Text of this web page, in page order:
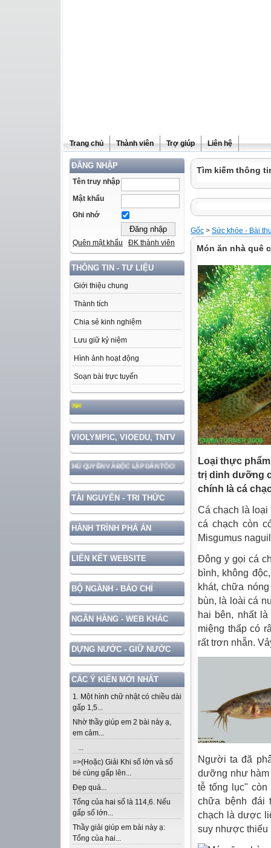
Trang chủ Thành viên Trợ giúp Liên hệ
ĐĂNG NHẬP
Tên truy nhập
Mật khẩu
Ghi nhớ
Quên mật khẩu ĐK thành viên
THÔNG TIN - TƯ LIỆU
Giới thiệu chung
Thành tích
Chia sẻ kinh nghiệm
Lưu giữ kỷ niệm
Hình ảnh hoạt động
Soạn bài trực tuyến
HỌC TẬP VÀ LÀM THEO TƯ
VIOLYMPIC, VIOEDU, TNTV
CHẮC CHỦ QUYỀN VÀ ĐỘC LẬP DÂN TỘC!
TÀI NGUYÊN - TRI THỨC
HÀNH TRÌNH PHÁ ÁN
LIÊN KẾT WEBSITE
BỘ NGÀNH - BÁO CHÍ
NGÂN HÀNG - WEB KHÁC
DỰNG NƯỚC - GIỮ NƯỚC
CÁC Ý KIẾN MỚI NHẤT
1. Một hình chữ nhật có chiều dài
gấp 1,5...
Nhờ thầy giúp em 2 bài này ạ,
em cảm...
...
=>(Hoặc) Giải Khi số lớn và số
bé cùng gấp lên...
Đẹp quá...
Tổng của hai số là 114,6. Nếu
gấp số lớn...
Thầy giải giúp em bài này ạ:
Tổng của hai...
Tìm kiếm thông
Gốc > Sức khỏe - Bài
Món ăn nhà quê
Loại thực
trị dinh dưỡng
chính là cá
Cá chạch là
cá chạch còn
Misgumus
Đông y gọi cá
bình, không
khát, chữa
bùn, là loài cá
hai bên, nhất
miệng thấp có
rất trơn nhẵn.
Người ta đã
dưỡng như hàm
tễ tống lục"
chữa bệnh đái
chạch là dược
suy nhược thiếu